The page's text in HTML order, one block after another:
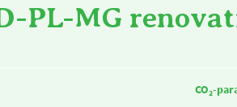
PL-MG
CO₂-